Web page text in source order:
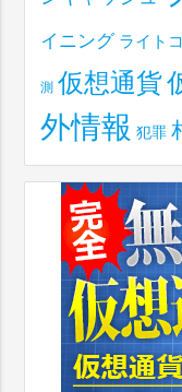
イニング ライト
測 仮想通貨
外情報 犯罪